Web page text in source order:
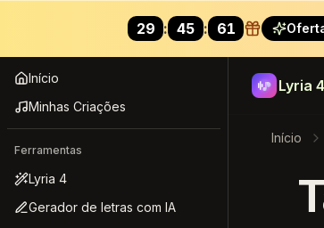
29 : 44 : 37
Início
Minhas Criações
Ferramentas
Lyria 4
Gerador de letras com IA
Lyria 4
Início